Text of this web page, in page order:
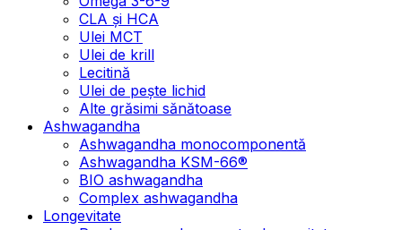
CLA şi HCA
Ulei MCT
Ulei de krill
Lecitină
Ulei de pește lichid
Alte grăsimi sănătoase
Ashwagandha
Ashwagandha monocomponentă
Ashwagandha KSM-66®
BIO ashwagandha
Complex ashwagandha
Longevitate